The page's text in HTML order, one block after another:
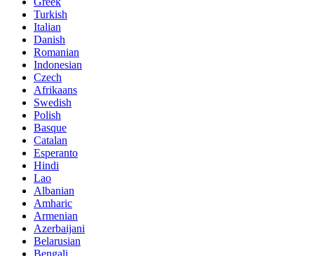
Turkish
Italian
Danish
Romanian
Indonesian
Czech
Afrikaans
Swedish
Polish
Basque
Catalan
Esperanto
Hindi
Lao
Albanian
Amharic
Armenian
Azerbaijani
Belarusian
Bengali